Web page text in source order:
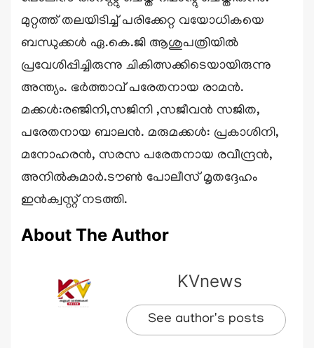
മുറ്റത്ത് തലയിടിച്ച് പരിക്കേറ്റ വയോധികയെ
ബന്ധുക്കൾ ഏ.കെ.ജി ആശുപത്രിയിൽ
പ്രവേശിപ്പിച്ചിരുന്നു ചികിത്സക്കിടെയായിരുന്നു
അന്ത്യം. ഭർത്താവ് പരേതനായ രാമൻ.
മക്കൾ:രഞ്ജിനി,സജിനി ,സജീവൻ സജിത,
പരേതനായ ബാലൻ. മരുമക്കൾ: പ്രകാശിനി,
മനോഹരൻ, സരസ പരേതനായ രവീന്ദ്രൻ,
അനിൽകുമാർ.ടൗൺ പോലീസ് മൃതദ്ദേഹം
ഇൻക്വസ്റ്റ് നടത്തി.
About The Author
KVnews
See author's posts